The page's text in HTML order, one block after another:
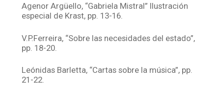
Agenor Argüello, “Gabriela Mistral” Ilustración
especial de Krast, pp. 13-16.
V.P.Ferreira, “Sobre las necesidades del estado”,
pp. 18-20.
Leónidas Barletta, “Cartas sobre la música”, pp.
21-22.